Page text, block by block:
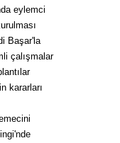
eylemci
Başar'la
çalışmalar
kararları